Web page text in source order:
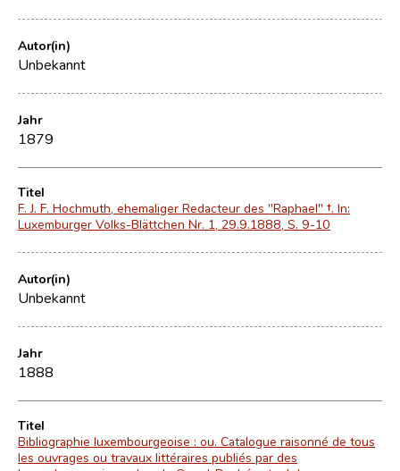
Autor(in)
Unbekannt
Jahr
1879
Titel
F. J. F. Hochmuth, ehemaliger Redacteur des "Raphael" †. In:
Luxemburger Volks-Blättchen Nr. 1, 29.9.1888, S. 9-10
Autor(in)
Unbekannt
Jahr
1888
Titel
Bibliographie luxembourgeoise : ou. Catalogue raisonné de tous
les ouvrages ou travaux littéraires publiés par des